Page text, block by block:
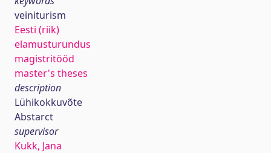
veiniturism
Eesti (riik)
elamusturundus
magistritööd
master's theses
description
Lühikokkuvõte
Abstarct
supervisor
Kukk, Jana